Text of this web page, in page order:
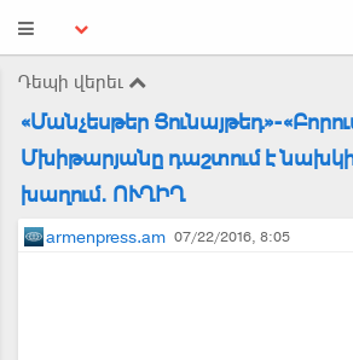
Դեպի վերեւ
«Մանչեսթեր Յունայթեդ»-
Մխիթարյանը դաշտում է
խաղում. ՈՒՂԻՂ
armenpress.am 07/22/2016, 8:05